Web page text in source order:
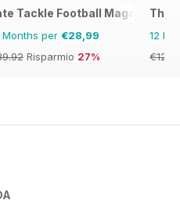
Tackle Football Magazine
Months per €28,99
Risparmio 27%
The
12